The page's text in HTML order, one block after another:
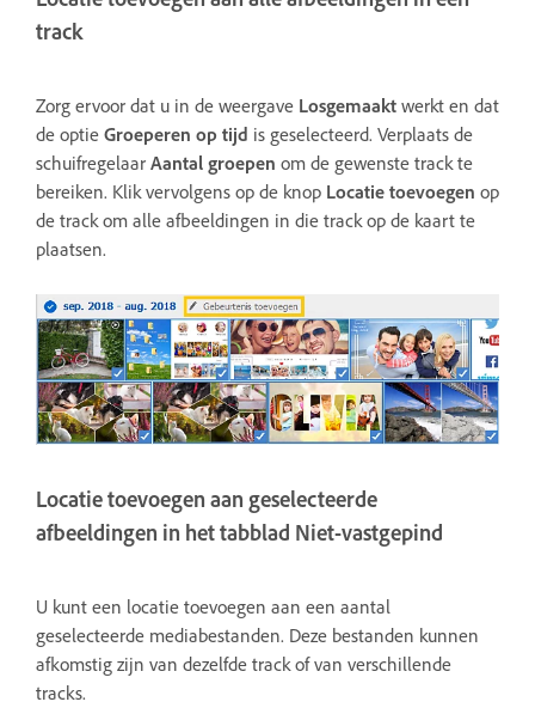
track
Zorg ervoor dat u in de weergave Losgemaakt werkt en dat
de optie Groeperen op tijd is geselecteerd. Verplaats de
schuifregelaar Aantal groepen om de gewenste track te
bereiken. Klik vervolgens op de knop Locatie toevoegen op
de track om alle afbeeldingen in die track op de kaart te
plaatsen.
Locatie toevoegen aan geselecteerde
afbeeldingen in het tabblad Niet-vastgepind
U kunt een locatie toevoegen aan een aantal
geselecteerde mediabestanden. Deze bestanden kunnen
afkomstig zijn van dezelfde track of van verschillende
tracks.